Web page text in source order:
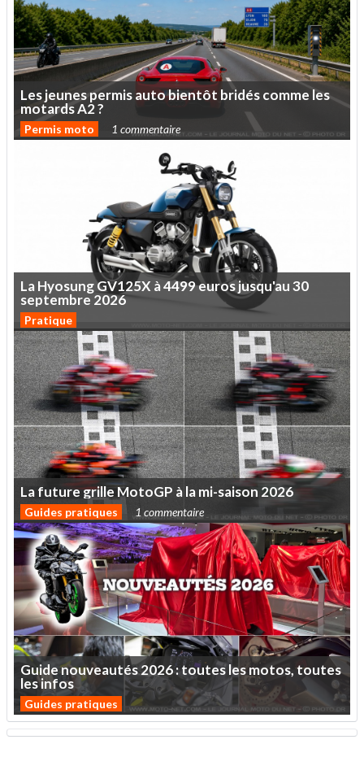
Lesjeunespermisautobientôt bridéscommeles
motardsA2?
Permis moto 1 commentaire
LaHyosungGV125X à4499eurosjusqu'au30
septembre 2026
Pratique
Lafuturegrille MotoGP àlami-saison 2026
Guides pratiques 1 commentaire
Guidenouveautés2026:touteslesmotos,toutes
lesinfos
Guides pratiques